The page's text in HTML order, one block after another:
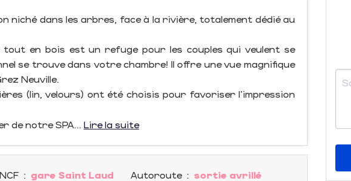
niché dans les arbres, face à la rivière, totalement dédié au
en bois est un refuge pour les couples qui veulent se
se trouve dans votre chambre! Il offre une vue magnifique
Neuville.
(lin, velours) ont été choisis pour favoriser l’impression
de notre SPA... Lire la suite
: gare Saint Laud
Autoroute: sortie avrillé